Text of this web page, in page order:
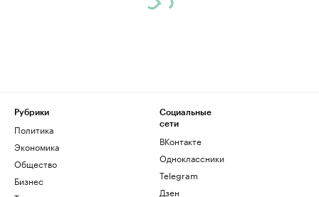
Рубрики
Политика
Экономика
Общество
Бизнес
Социальные
сети
ВКонтакте
Одноклассники
Telegram
Дзен